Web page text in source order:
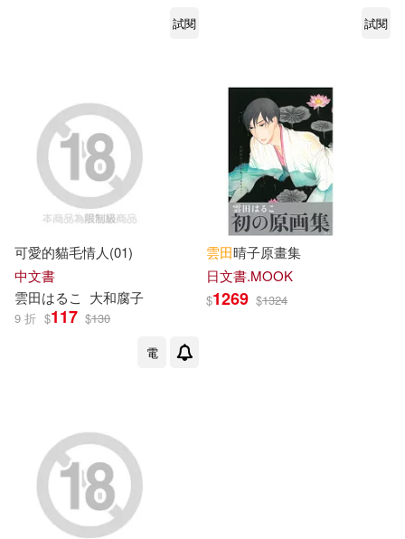
現在可購買商品(4)
作者/演唱/譯/編/繪(7)
價格
範圍
試閱
試閱
可愛的貓毛情人(01)
中文書
雲田はるこ 大和腐子
9 折 $117 $130
電
雲田晴子原畫集
日文書.MOOK
$1269 $1324